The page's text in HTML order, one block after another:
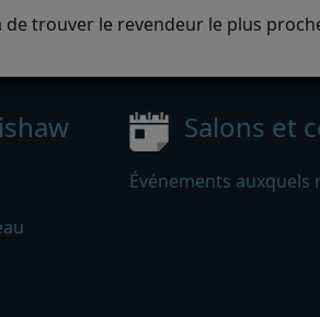
trouver le revendeur le plus
Salons et
Événements